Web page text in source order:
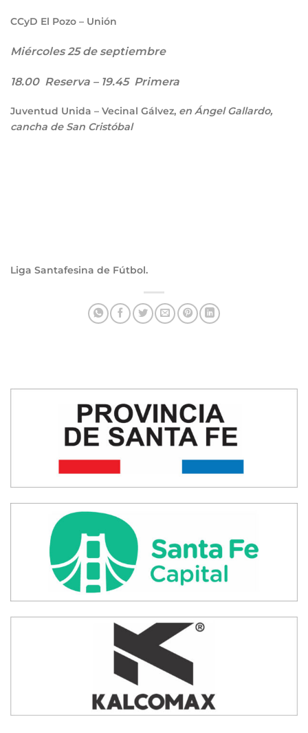
CCyD El Pozo – Unión
Miércoles 25 de septiembre
18.00 Reserva – 19.45 Primera
Juventud Unida – Vecinal Gálvez, en Ángel Gallardo,
cancha de San Cristóbal
Liga Santafesina de Fútbol.